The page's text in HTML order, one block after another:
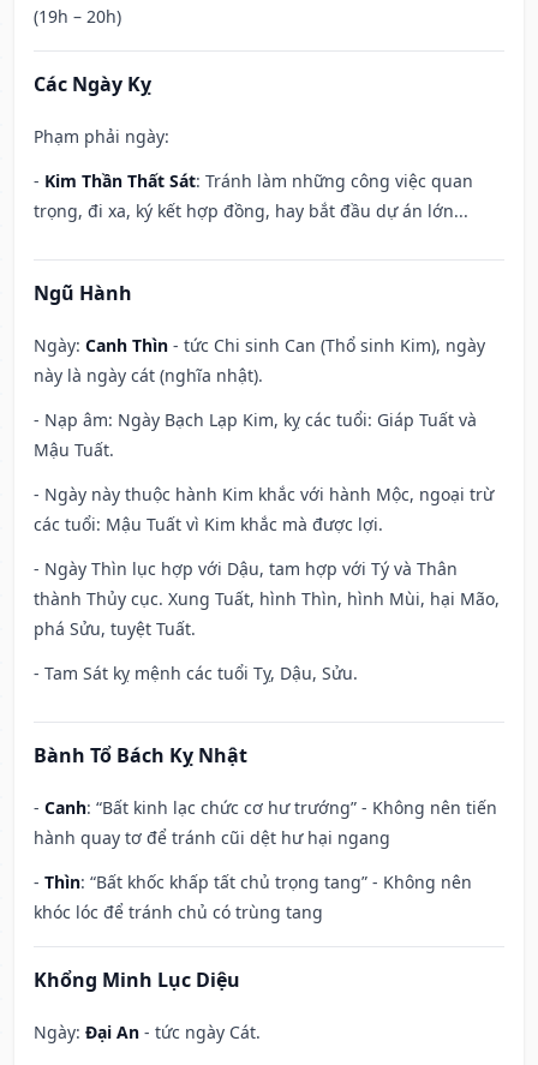
(19h – 20h)
Các Ngày Kỵ
Phạm phải ngày:
- Kim Thần Thất Sát: Tránh làm những công việc quan
trọng, đi xa, ký kết hợp đồng, hay bắt đầu dự án lớn...
Ngũ Hành
Ngày: Canh Thìn - tức Chi sinh Can (Thổ sinh Kim), ngày
này là ngày cát (nghĩa nhật).
- Nạp âm: Ngày Bạch Lạp Kim, kỵ các tuổi: Giáp Tuất và
Mậu Tuất.
- Ngày này thuộc hành Kim khắc với hành Mộc, ngoại trừ
các tuổi: Mậu Tuất vì Kim khắc mà được lợi.
- Ngày Thìn lục hợp với Dậu, tam hợp với Tý và Thân
thành Thủy cục. Xung Tuất, hình Thìn, hình Mùi, hại Mão,
phá Sửu, tuyệt Tuất.
- Tam Sát kỵ mệnh các tuổi Tỵ, Dậu, Sửu.
Bành Tổ Bách Kỵ Nhật
- Canh: “Bất kinh lạc chức cơ hư trướng” - Không nên tiến
hành quay tơ để tránh cũi dệt hư hại ngang
- Thìn: “Bất khốc khấp tất chủ trọng tang” - Không nên
khóc lóc để tránh chủ có trùng tang
Khổng Minh Lục Diệu
Ngày: Đại An - tức ngày Cát.